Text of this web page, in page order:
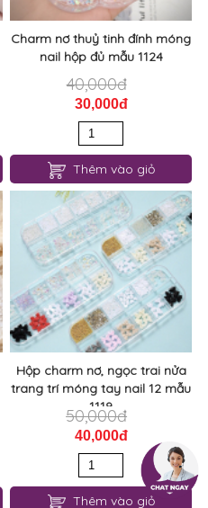
Charm nơ thuỷ tinh đính móng
nail hộp đủ mẫu 1124
40,000đ
30,000đ
Thêm vào giỏ
Hộp charm nơ, ngọc trai nửa
trang trí móng tay nail 12 mẫu
1119
50,000đ
40,000đ
Thêm vào giỏ